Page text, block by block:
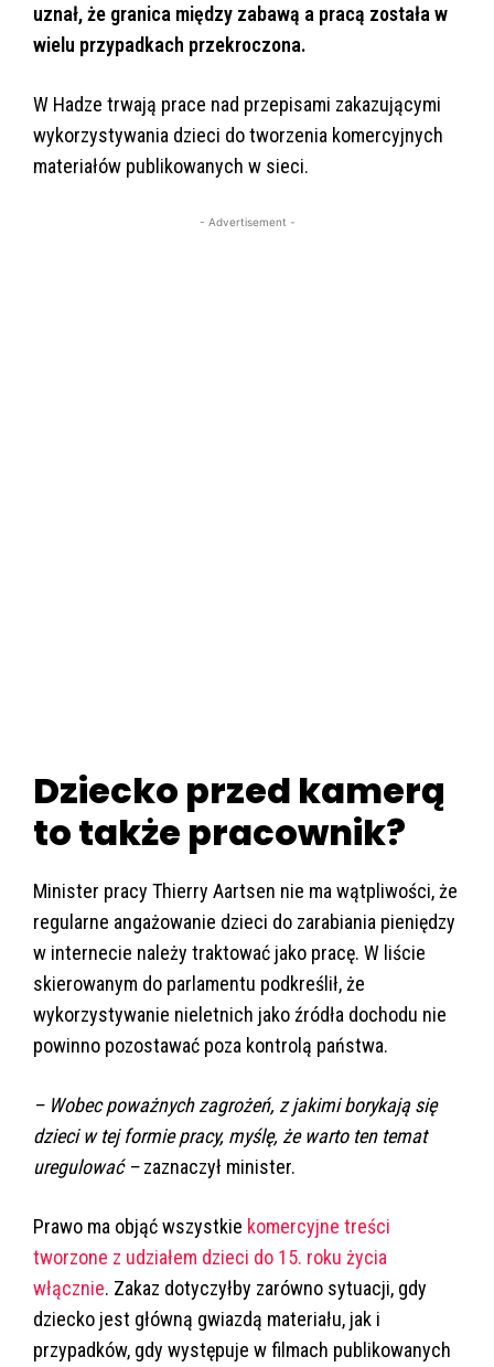
uznał, że granica między zabawą a pracą została w
wielu przypadkach przekroczona.
W Hadze trwają prace nad przepisami zakazującymi
wykorzystywania dzieci do tworzenia komercyjnych
materiałów publikowanych w sieci.
- Advertisement -
Dziecko przed kamerą
to także pracownik?
Minister pracy Thierry Aartsen nie ma wątpliwości, że
regularne angażowanie dzieci do zarabiania pieniędzy
w internecie należy traktować jako pracę. W liście
skierowanym do parlamentu podkreślił, że
wykorzystywanie nieletnich jako źródła dochodu nie
powinno pozostawać poza kontrolą państwa.
– Wobec poważnych zagrożeń, z jakimi borykają się
dzieci w tej formie pracy, myślę, że warto ten temat
uregulować –zaznaczył minister.
Prawo ma objąć wszystkie komercyjne treści
tworzone z udziałem dzieci do 15. roku życia
włącznie. Zakaz dotyczyłby zarówno sytuacji, gdy
dziecko jest główną gwiazdą materiału, jak i
przypadków, gdy występuje w filmach publikowanych